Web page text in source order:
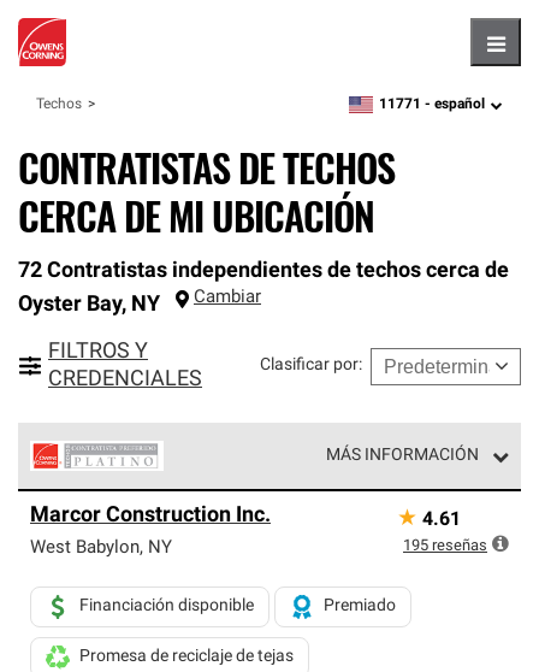
Techos zipcode, language
11771 - español
CONTRATISTAS DE TECHOS
CERCA DE MI UBICACIÓN
72 Contratistas independientes de techos cerca de
Oyster Bay, NY Cambiar
FILTROS Y
CREDENCIALES
Clasificar por:
MÁS INFORMACIÓN
Corning constituyen el nivel superior de nuestra red
exclusiva y cumplen con estándares estrictos de
Solo ellos pueden ofrecer nuestra mejor garantía de
sistemas de techos.
Marcor Construction Inc.
West Babylon, NY
Financiación disponible Premiado
Promesa de reciclaje de tejas
★ 4.61
195 reseñas